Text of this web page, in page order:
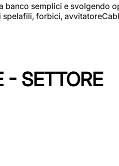
semplici e svolgendo
forbici,
- SETTORE